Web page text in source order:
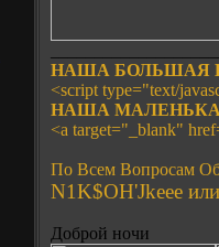
НАША БОЛЬШАЯ
<script type="text/
НАША
<a target="_blank"
По Всем Вопросам
N1K$OH'Jkeee
Доброй ночи